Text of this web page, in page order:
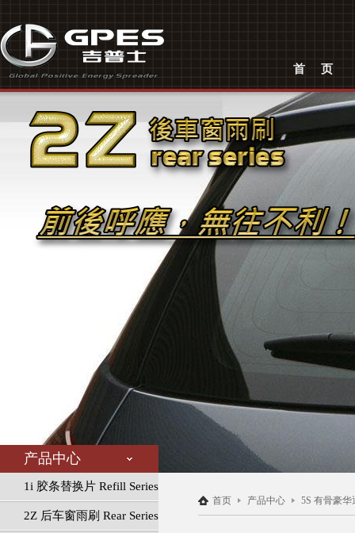
厂时间里，我们成就了本行业出色的供应商。
吉普士
汽车
汽车配件
雨刷
首页
产品中心
1i 胶条替换片 Refill Series
2Z 后车窗雨刷 Rear Series
首页 产品中心 5S 有骨豪华